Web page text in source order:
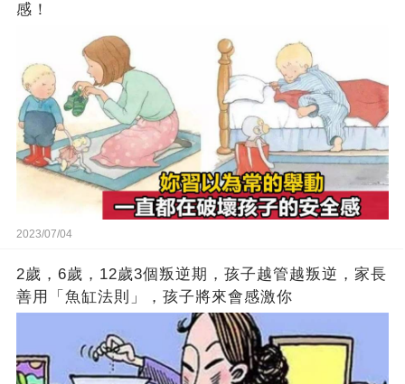
感！
2023/07/04
2歲，6歲，12歲3個叛逆期，孩子越管越叛逆，家長
善用「魚缸法則」，孩子將來會感激你